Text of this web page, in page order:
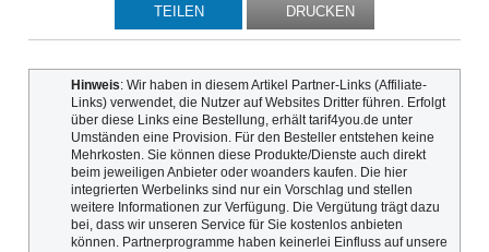
TEILEN DRUCKEN
Hinweis: Wir haben in diesem Artikel Partner-Links (Affiliate-
Links) verwendet, die Nutzer auf Websites Dritter führen. Erfolgt
über diese Links eine Bestellung, erhält tarif4you.de unter
Umständen eine Provision. Für den Besteller entstehen keine
Mehrkosten. Sie können diese Produkte/Dienste auch direkt
beim jeweiligen Anbieter oder woanders kaufen. Die hier
integrierten Werbelinks sind nur ein Vorschlag und stellen
weitere Informationen zur Verfügung. Die Vergütung trägt dazu
bei, dass wir unseren Service für Sie kostenlos anbieten
können. Partnerprogramme haben keinerlei Einfluss auf unsere